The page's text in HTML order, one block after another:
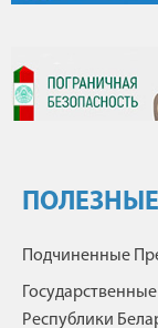
Подчиненные
Республики